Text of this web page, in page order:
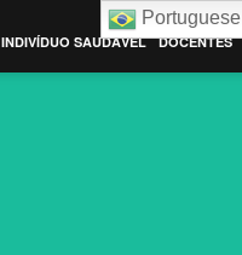
INDIVÍDUO SAUDÁVEL DOCENTES
Portuguese